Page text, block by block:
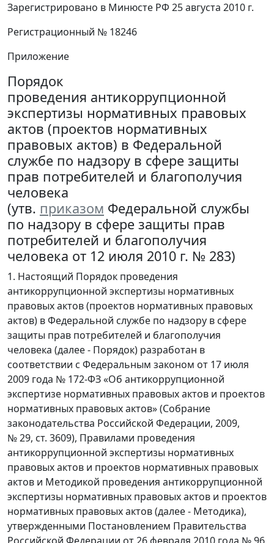
Зарегистрировано в Минюсте РФ 25 августа 2010 г.
Регистрационный № 18246
Приложение
Порядок
проведения антикоррупционной
экспертизы нормативных правовых
актов (проектов нормативных
правовых актов) в Федеральной
службе по надзору в сфере защиты
прав потребителей и благополучия
человека
(утв. приказом Федеральной службы
по надзору в сфере защиты прав
потребителей и благополучия
человека от 12 июля 2010 г. № 283)
1. Настоящий Порядок проведения
антикоррупционной экспертизы нормативных
правовых актов (проектов нормативных правовых
актов) в Федеральной службе по надзору в сфере
защиты прав потребителей и благополучия
человека (далее - Порядок) разработан в
соответствии с Федеральным законом от 17 июля
2009 года № 172-ФЗ «Об антикоррупционной
экспертизе нормативных правовых актов и проектов
нормативных правовых актов» (Собрание
законодательства Российской Федерации, 2009,
№ 29, ст. 3609), Правилами проведения
антикоррупционной экспертизы нормативных
правовых актов и проектов нормативных правовых
актов и Методикой проведения антикоррупционной
экспертизы нормативных правовых актов и проектов
нормативных правовых актов (далее - Методика),
утвержденными Постановлением Правительства